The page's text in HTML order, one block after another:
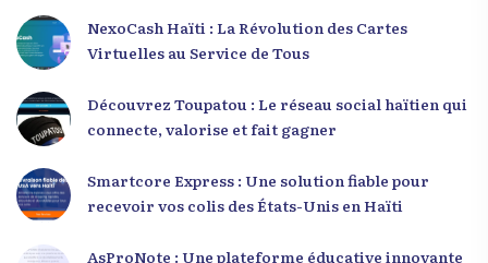
NexoCash Haïti : La Révolution des Cartes
Virtuelles au Service de Tous
Découvrez Toupatou : Le réseau social haïtien qui
connecte, valorise et fait gagner
Smartcore Express : Une solution fiable pour
recevoir vos colis des États-Unis en Haïti
AsProNote : Une plateforme éducative innovante